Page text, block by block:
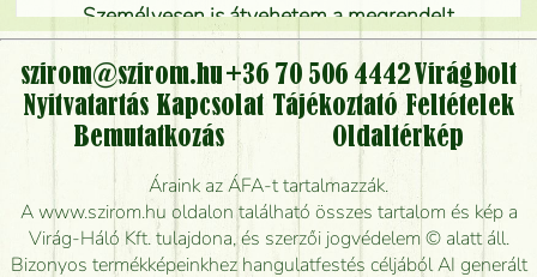
Személyesen is átvehetem a megrendelt
virágcsokrot, vagy csak virágküldéssel, kiszállítással
kérhető?
Vidékre is lehet rendelni?
Meddig rendelhetek virágküldést úgy, hogy még ma
kiszállítsák?
Mennyire gyorsan tudják elkészíteni a csokrot, és
szirom@szirom.hu +36 70 506 4442Virágbolt
Nyitvatartás Kapcsolat Tájékoztató Feltételek
Bemutatkozás
Oldaltérkép
Áraink az ÁFA-t tartalmazzák.
A www.szirom.hu oldalon található összes tartalom és kép a
Virág-Háló Kft. tulajdona, és szerzői jogvédelem © alatt áll.
Bizonyos termékképeinkhez hangulatfestés céljából AI generált